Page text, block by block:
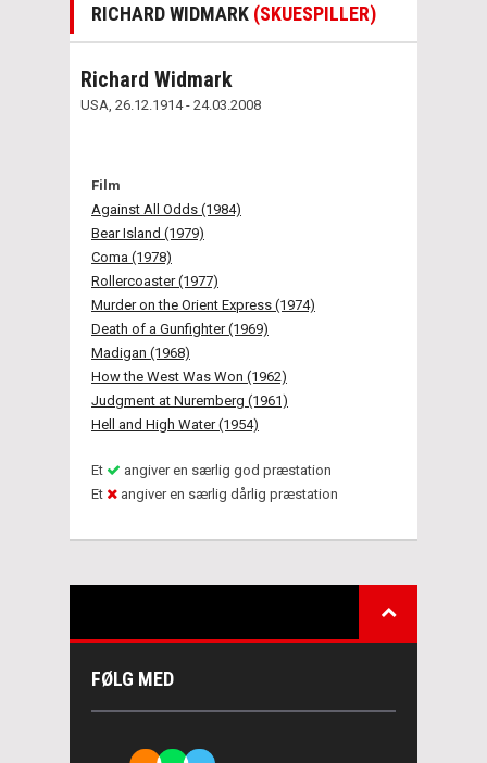
RICHARD WIDMARK (SKUESPILLER)
Richard Widmark
USA, 26.12.1914 - 24.03.2008
Film
Against All Odds (1984)
Bear Island (1979)
Coma (1978)
Rollercoaster (1977)
Murder on the Orient Express (1974)
Death of a Gunfighter (1969)
Madigan (1968)
How the West Was Won (1962)
Judgment at Nuremberg (1961)
Hell and High Water (1954)
Et
angiver en særlig god præstation
Et
angiver en særlig dårlig præstation
FØLG MED